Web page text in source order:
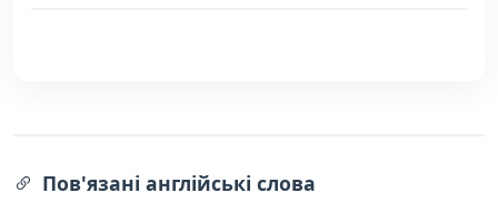
Пов'язані англійські слова